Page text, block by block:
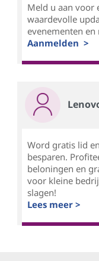
Meld u aan voor
waardevolle
evenementen
Aanmelden >
Word gratis lid
besparen.
beloningen en
voor kleine
slagen!
Lees meer >